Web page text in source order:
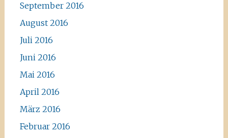
September 2016
August 2016
Juli 2016
Juni 2016
Mai 2016
April 2016
März 2016
Februar 2016